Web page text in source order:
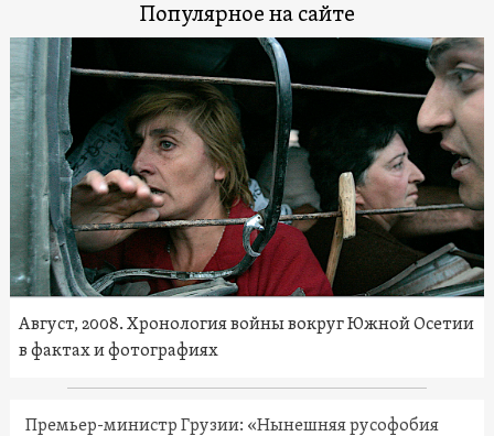
Популярное на сайте
Август, 2008. Хронология войны вокруг Южной Осетии
в фактах и фотографиях
Премьер-министр Грузии: «Нынешняя русофобия